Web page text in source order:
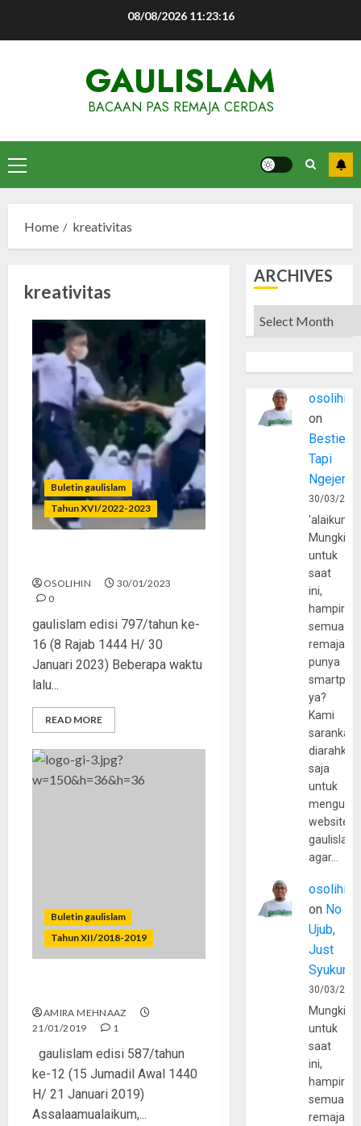
08/08/2026 11:23:16
GAULISLAM
BACAAN PAS REMAJA CERDAS
Primary
Menu
Home kreativitas
kreativitas
Buletin gaulislam
Tahun XVI/2022-2023
OSOLIHIN
30/01/2023
0
gaulislam edisi 797/tahun ke-
16 (8 Rajab 1444 H/ 30
Januari 2023) Beberapa waktu
lalu...
READ MORE
Buletin gaulislam
Tahun XII/2018-2019
AMIRA MEHNAAZ
21/01/2019
1
gaulislam edisi 587/tahun
ke-12 (15 Jumadil Awal 1440
H/ 21 Januari 2019)
Assalaamualaikum,...
ARCHIVES
Archives
osolihin
on
Bestie
Tapi
30/03/
Mungkin
untuk
saat
ini,
hampir
semua
remaja
punya
ya?
Kami
sarankan,
diarahkan
saja
untuk
website
agar…
osolihin
on No
Ujub,
Just
Syukur
30/03/
Mungkin
untuk
saat
ini,
hampir
semua
remaja